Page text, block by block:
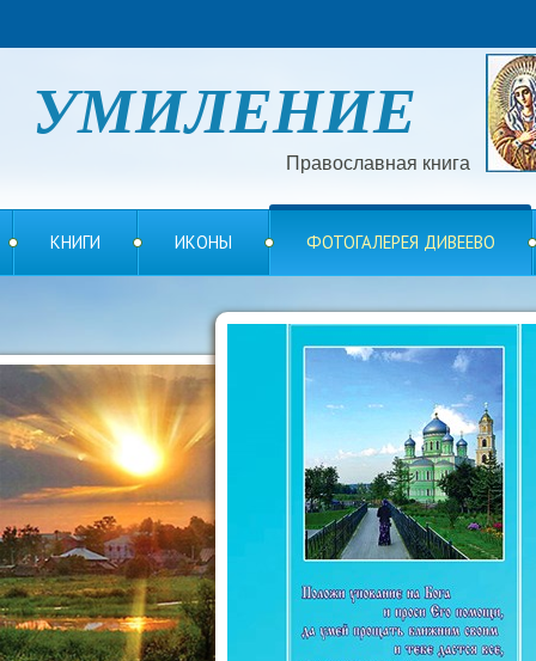
УМИЛЕНИЕ
Православная книга
КНИГИ ИКОНЫ ФОТОГАЛЕРЕЯ ДИВЕЕВО